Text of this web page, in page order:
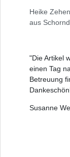
Heike
aus
"Die Artikel
einen Tag
Betreuung
Susanne